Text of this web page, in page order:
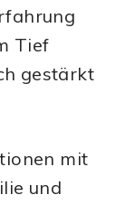
Tief
gestärkt
mit
und